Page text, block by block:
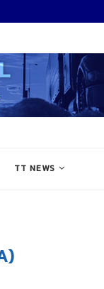
TT NEWS